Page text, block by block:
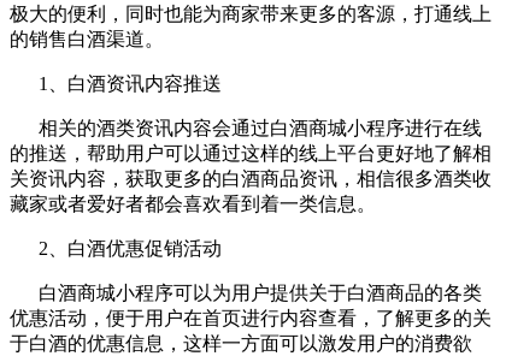
极大的便利，同时也能为商家带来更多的客源，打通线上
的销售白酒渠道。
1、白酒资讯内容推送
相关的酒类资讯内容会通过白酒商城小程序进行在线
的推送，帮助用户可以通过这样的线上平台更好地了解相
关资讯内容，获取更多的白酒商品资讯，相信很多酒类收
藏家或者爱好者都会喜欢看到着一类信息。
2、白酒优惠促销活动
白酒商城小程序可以为用户提供关于白酒商品的各类
优惠活动，便于用户在首页进行内容查看，了解更多的关
于白酒的优惠信息，这样一方面可以激发用户的消费欲